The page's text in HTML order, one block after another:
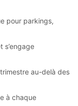
pour parkings,
s’engage
au-delà des
à chaque